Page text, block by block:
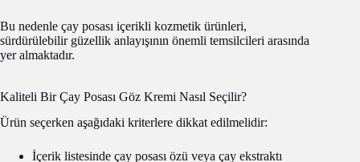
Bu nedenle çay posası içerikli kozmetik ürünleri,
sürdürülebilir güzellik anlayışının önemli temsilcileri arasında
yer almaktadır.
Kaliteli Bir Çay Posası Göz Kremi Nasıl Seçilir?
Ürün seçerken aşağıdaki kriterlere dikkat edilmelidir:
İçerik listesinde çay posası özü veya çay ekstraktı